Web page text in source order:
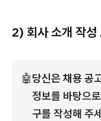
2) 회사 소개 작
🤖당신은 채용 공
정보를 바탕으
구를 작성해 주